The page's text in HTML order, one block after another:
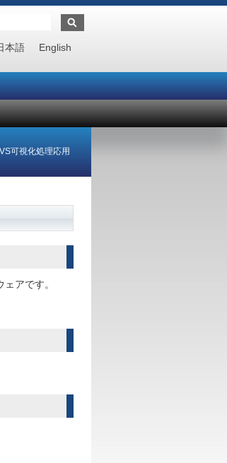
本語 English
可視化処理応用
アです。